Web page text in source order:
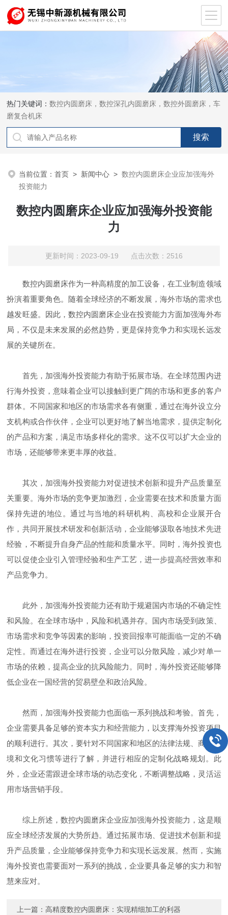
热门关键词：数控内圆磨床，数控深孔内圆磨床，数控外圆磨床，车
磨复合机床
当前位置：首页 > 新闻中心 >数控内圆磨床企业应加强海外
投资能力
数控内圆磨床企业应加强海外投资能
力
更新时间：2023-09-19 点击次数：2516
数控内圆磨床作为一种高精度的加工设备，在工业制造领域
扮演着重要角色。随着全球经济的不断发展，海外市场的需求也
越发旺盛。因此，数控内圆磨床企业在投资能力方面加强海外布
局，不仅是未来发展的必然趋势，更是保持竞争力和实现长远发
展的关键所在。
首先，加强海外投资能力有助于拓展市场。在全球范围内进
行海外投资，意味着企业可以接触到更广阔的市场和更多的客户
群体。不同国家和地区的市场需求各有侧重，通过在海外设立分
支机构或合作伙伴，企业可以更好地了解当地需求，提供定制化
的产品和方案，满足市场多样化的需求。这不仅可以扩大企业的
市场，还能够带来更丰厚的收益。
其次，加强海外投资能力对促进技术创新和提升产品质量至
关重要。海外市场的竞争更加激烈，企业需要在技术和质量方面
保持先进的地位。通过与当地的科研机构、高校和企业展开合
作，共同开展技术研发和创新活动，企业能够汲取各地技术先进
经验，不断提升自身产品的性能和质量水平。同时，海外投资也
可以促使企业引入管理经验和生产工艺，进一步提高经营效率和
产品竞争力。
此外，加强海外投资能力还有助于规避国内市场的不确定性
和风险。在全球市场中，风险和机遇并存。国内市场受到政策、
市场需求和竞争等因素的影响，投资回报率可能面临一定的不确
定性。而通过在海外进行投资，企业可以分散风险，减少对单一
市场的依赖，提高企业的抗风险能力。同时，海外投资还能够降
低企业在一国经营的贸易壁垒和政治风险。
然而，加强海外投资能力也面临一系列挑战和考验。首先，
企业需要具备足够的资本实力和经营能力，以支撑海外投资项目
的顺利进行。其次，要针对不同国家和地区的法律法规、商业环
境和文化习惯等进行了解，并进行相应的定制化战略规划。此
外，企业还需跟进全球市场的动态变化，不断调整战略，灵活运
用市场营销手段。
综上所述，数控内圆磨床企业应加强海外投资能力，这是顺
应全球经济发展的大势所趋。通过拓展市场、促进技术创新和提
升产品质量，企业能够保持竞争力和实现长远发展。然而，实施
海外投资也需要面对一系列的挑战，企业要具备足够的实力和智
慧来应对。
上一篇：高精度数控内圆磨床：实现精细加工的利器